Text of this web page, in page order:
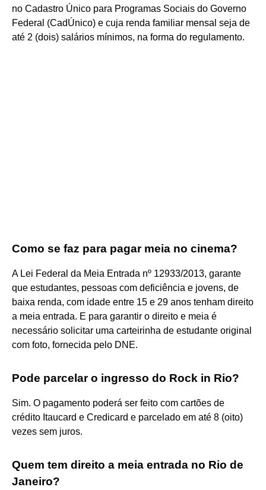
no Cadastro Único para Programas Sociais do Governo
Federal (CadÚnico) e cuja renda familiar mensal seja de
até 2 (dois) salários mínimos, na forma do regulamento.
Como se faz para pagar meia no cinema?
A Lei Federal da Meia Entrada nº 12933/2013, garante
que estudantes, pessoas com deficiência e jovens, de
baixa renda, com idade entre 15 e 29 anos tenham direito
a meia entrada. E para garantir o direito e meia é
necessário solicitar uma carteirinha de estudante original
com foto, fornecida pelo DNE.
Pode parcelar o ingresso do Rock in Rio?
Sim. O pagamento poderá ser feito com cartões de
crédito Itaucard e Credicard e parcelado em até 8 (oito)
vezes sem juros.
Quem tem direito a meia entrada no Rio de
Janeiro?